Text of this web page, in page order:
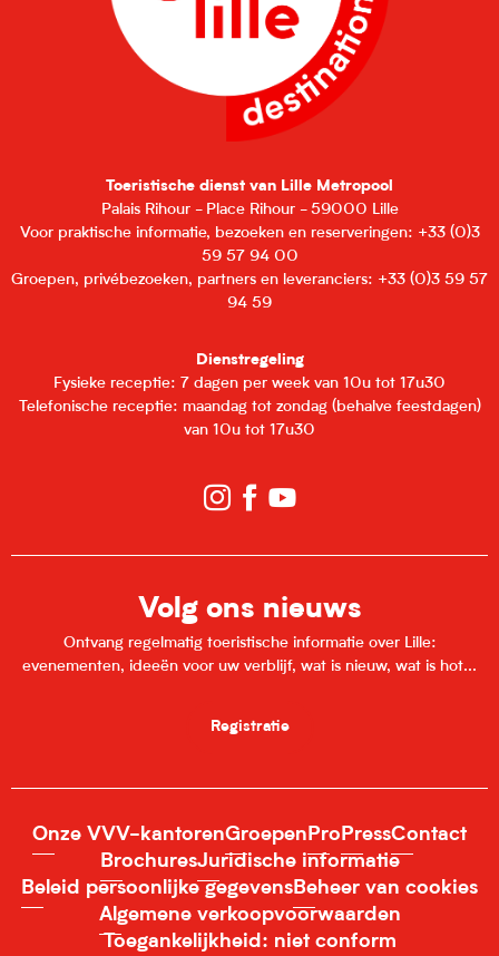
Toeristische dienst van Lille Metropool
Palais Rihour - Place Rihour - 59000 Lille
Voor praktische informatie, bezoeken en reserveringen: +33 (0)3
59 57 94 00
Groepen, privébezoeken, partners en leveranciers: +33 (0)3 59 57
94 59
Dienstregeling
Fysieke receptie: 7 dagen per week van 10u tot 17u30
Telefonische receptie: maandag tot zondag (behalve feestdagen)
van 10u tot 17u30
Volg ons nieuws
Ontvang regelmatig toeristische informatie over Lille:
evenementen, ideeën voor uw verblijf, wat is nieuw, wat is hot...
Registratie
Onze VVV-kantorenGroepen Pro PressContact
BrochuresJuridische informatie
Beleid persoonlijke gegevensBeheer van cookies
Algemene verkoopvoorwaarden
Toegankelijkheid: niet conform